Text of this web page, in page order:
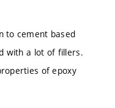
to cement based
with a lot of fillers.
of epoxy